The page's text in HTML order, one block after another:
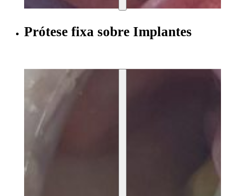
Prótese fixa sobre Implantes